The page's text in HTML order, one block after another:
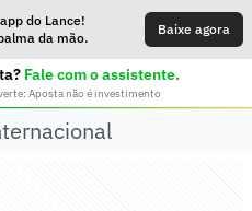
do Lance!
da mão.
Baixe agora
Fale com o assistente.
Aposta não é investimento